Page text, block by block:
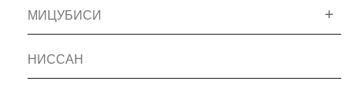
МИЦУБИСИ
НИССАН